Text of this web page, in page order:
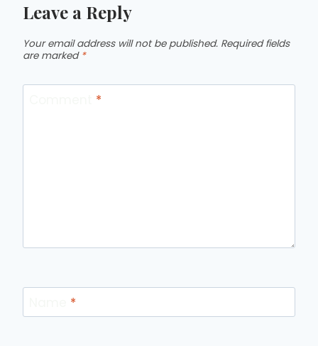
Leave a Reply
Your email address will not be published. Required fields
are marked *
*
*